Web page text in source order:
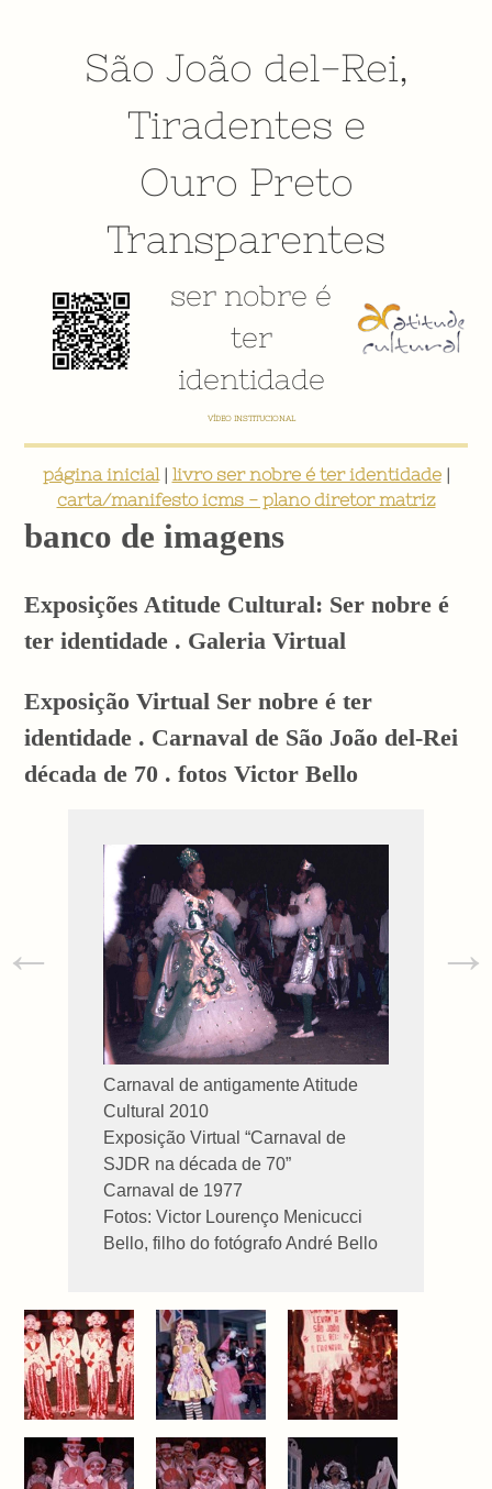
São João del-Rei,
Tiradentes e
Ouro Preto
Transparentes
ser nobre é
ter
identidade
VÍDEO INSTITUCIONAL
página inicial| livro ser nobre é ter identidade|
carta/manifesto icms - plano diretor matriz
banco de imagens
Exposições Atitude Cultural: Ser nobre é
ter identidade . Galeria Virtual
Exposição Virtual Ser nobre é ter
identidade . Carnaval de São João del-Rei
década de 70 . fotos Victor Bello
Carnaval de antigamente Atitude
Cultural 2010
Exposição Virtual “Carnaval de
SJDR na década de70”
Carnaval de 1977
Fotos: Victor Lourenço Menicucci
Bello, filho do fotógrafo André Bello
← →